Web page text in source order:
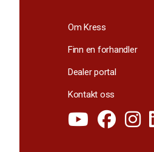
Om Kress
Finn en forhandler
Dealer portal
Kontakt oss